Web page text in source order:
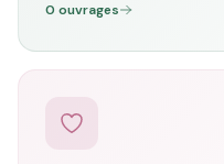
0 ouvrages